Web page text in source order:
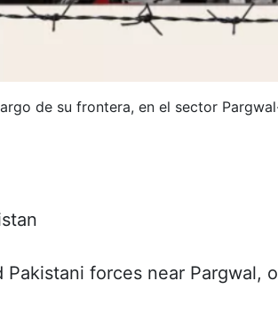
de su frontera, en el sector
forces near Pargwal,